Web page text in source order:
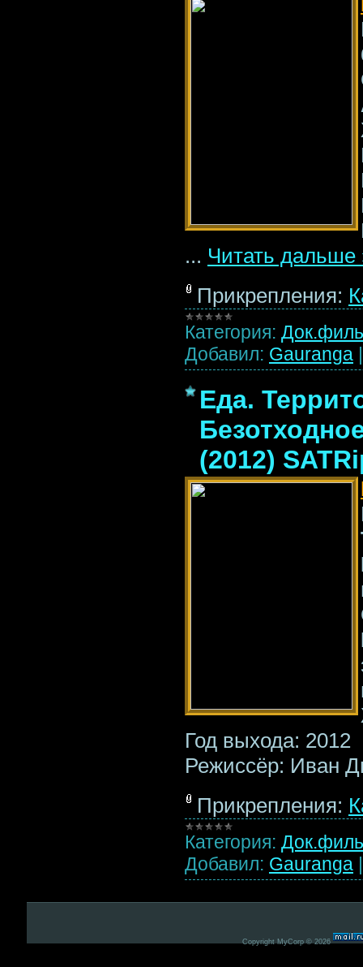
... Читать дальше
Прикрепления:
Категория:
Добавил: Gauranga
Еда.
(2012)
Год выхода: 2012
Режиссёр: Иван
Прикрепления:
Категория:
Добавил: Gauranga
Copyright MyCorp © 2026